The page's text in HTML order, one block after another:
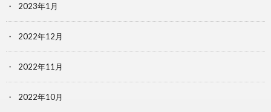
2023年1月
2022年12月
2022年11月
2022年10月